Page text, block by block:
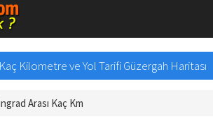
Kilometre ve Yol Tarifi Güzergah Haritası
Arası Kaç Km